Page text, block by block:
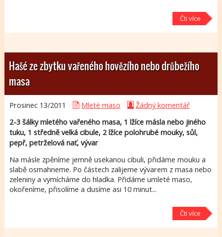
Čti více
Hašé ze zbytku vařeného hovězího nebo drůbežího
masa
Prosinec 13/2011 Mleté maso
Žádný komentář
2-3 šálky mletého vařeného masa, 1 lžíce másla nebo jiného
tuku, 1 středně velká cibule, 2 lžíce polohrubé mouky, sůl,
pepř, petrželová nať, vývar
Na másle zpěníme jemně usekanou cibuli, přidáme mouku a
slabě osmahneme. Po částech zalijeme vývarem z masa nebo
zeleniny a vymícháme do hladka. Přidáme umleté maso,
okořeníme, přisolíme a dusíme asi 10 minut...
Čti více